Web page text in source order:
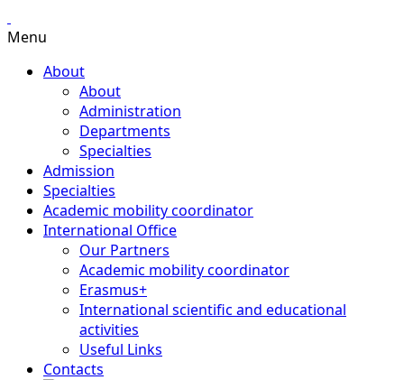
Menu
About
About
Administration
Departments
Specialties
Admission
Specialties
Academic mobility coordinator
International Office
Our Partners
Academic mobility coordinator
Erasmus+
International scientific and educational
activities
Useful Links
Contacts